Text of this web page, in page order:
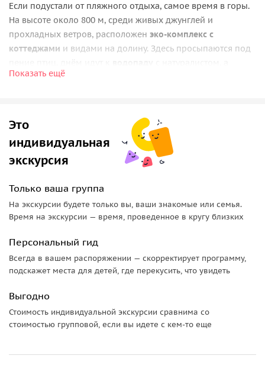
Если подустали от пляжного отдыха, самое время в горы.
На высоте около 800 м, среди живых джунглей и
прохладных ветров, расположен эко-комплекс с
коттеджами и видами на долину. Здесь просыпаются под
вечером смотрят закат со
В программе —
проживание, трёхразовое питание,
природные активностии мягкий ритм «детокса от
побережья».
• Прохлада гор, когда на побережье +30…+35 °C.
• Панорамы долин и облачные «реки» по утрам.
следы зверей.
• Купание в природном каскадном бассейне у водопада.
• Вечерние этно-шоу и ремесленные активности: мехенди,
лепка из глины.
Проживание: формат и атмосфера
удобства, снаружи — главное богатство: тишина, терраса и
Показать ещё
Это
индивидуальная
экскурсия
Только ваша группа
На экскурсии будете только вы, ваши знакомые или семья.
Время на экскурсии — время, проведенное в кругу близких
Персональный гид
Всегда в вашем распоряжении — скорректирует программу,
подскажет места для детей, где перекусить, что увидеть
Выгодно
Стоимость индивидуальной экскурсии сравнима со
стоимостью групповой, если вы идете с кем-то еще